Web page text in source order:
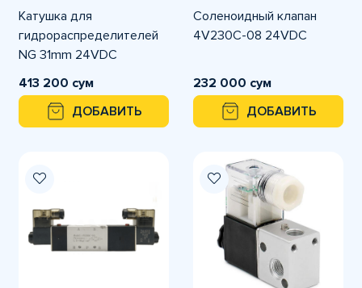
Катушка для
гидрораспределителей
NG 31mm 24VDC
413 200 сум
ДОБАВИТЬ
Соленоидный клапан
4V230C-08 24VDC
232 000 сум
ДОБАВИТЬ